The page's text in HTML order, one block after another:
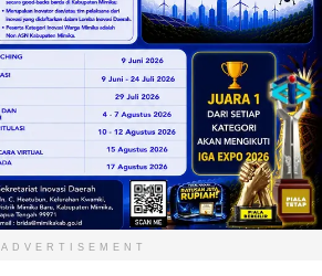
ADVERTISEMENT